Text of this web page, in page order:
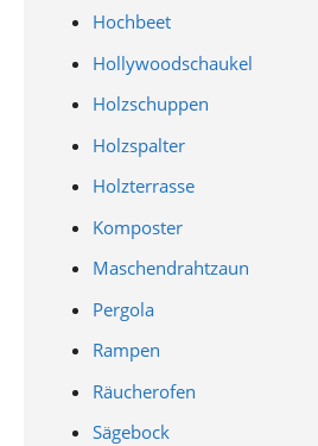
Hochbeet
Hollywoodschaukel
Holzschuppen
Holzspalter
Holzterrasse
Komposter
Maschendrahtzaun
Pergola
Rampen
Räucherofen
Sägebock